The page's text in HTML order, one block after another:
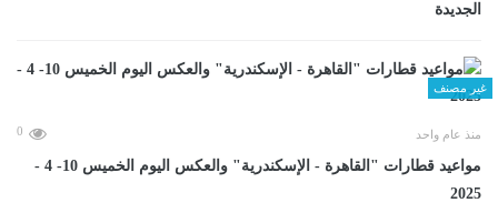
الجديدة
غير مصنف
منذ عام واحد 0
مواعيد قطارات "القاهرة - الإسكندرية" والعكس اليوم الخميس 10- 4 -
2025